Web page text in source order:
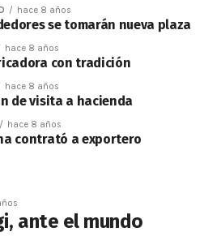
hace 8 años
se tomarán nueva plaza
hace 8 años
con tradición
hace 8 años
de visita a hacienda
hace 8 años
contrató a exportero
ante el mundo